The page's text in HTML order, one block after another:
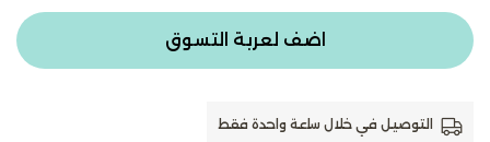
اضف لعربة التسوق
التوصيل في خلال ساعة واحدة فقط